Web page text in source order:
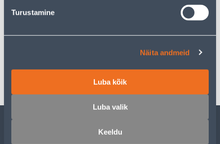
Turustamine
Näita andmeid
Luba kõik
Luba valik
Keeldu
Transport